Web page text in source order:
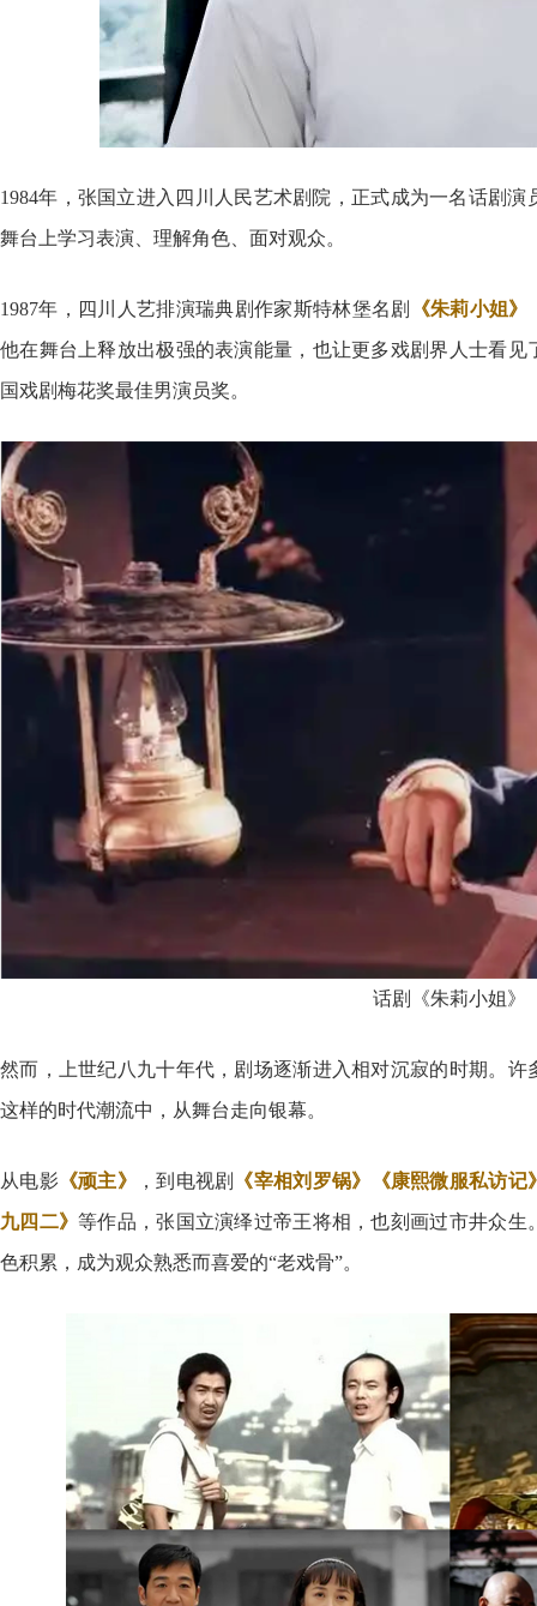
1984年，张国立进入四川人民艺术剧院，正式成为一名话剧
舞台上学习表演、理解角色、面对观众。
1987年，四川人艺排演瑞典剧作家斯特林堡名剧 《朱莉小姐》
他在舞台上释放出极强的表演能量，也让更多戏剧界人士看
国戏剧梅花奖最佳男演员奖。
话剧《朱莉小姐》
然而，上世纪八九十年代，剧场逐渐进入相对沉寂的时期。
这样的时代潮流中，从舞台走向银幕。
从电影《顽主》 ，到电视剧
《宰相刘罗锅》《康熙微服私访
九四二》等作品，张国立演绎过帝王将相，也刻画过市井众
色积累，成为观众熟悉而喜爱的“老戏骨”。